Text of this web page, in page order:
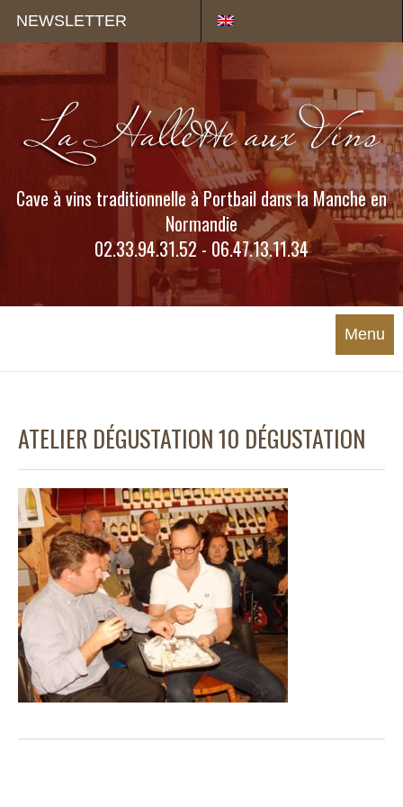
NEWSLETTER
Cave à vins traditionnelle à Portbail dans la Manche en
Normandie
02.33.94.31.52 - 06.47.13.11.34
Menu
ATELIER DÉGUSTATION 10 DÉGUSTATION
Panneau de gestion des cookies